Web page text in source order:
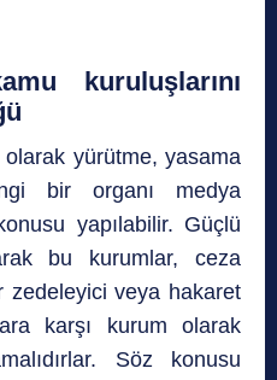
kuruluşlarını
yürütme, yasama
bir organı medya
yapılabilir. Güçlü
bu kurumlar, ceza
zedeleyici veya hakaret
karşı kurum olarak
Söz konusu